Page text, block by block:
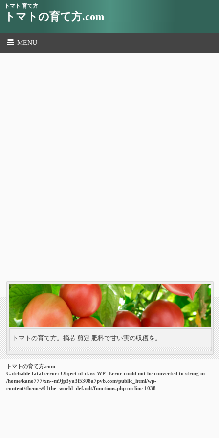
トマト 育て方
トマトの育て方.com
MENU
トマトの育て方。摘芯 剪定 肥料で甘い実の収穫を。
トマトの育て方.com
Catchable fatal error: Object of class WP_Error could not be converted to string in
/home/kano777/xn--m9jp3ya3i5308a7pvb.com/public_html/wp-
content/themes/01the_world_default/functions.php on line 1038